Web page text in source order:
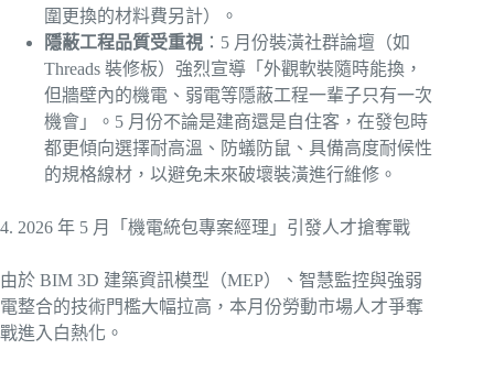
圍更換的材料費另計）。
隱蔽工程品質受重視 ：5 月份裝潢社群論壇（如
Threads 裝修板）強烈宣導「外觀軟裝隨時能換，
但牆壁內的機電、弱電等隱蔽工程一輩子只有一次
機會」。5 月份不論是建商還是自住客，在發包時
都更傾向選擇耐高溫、防蟻防鼠、具備高度耐候性
的規格線材，以避免未來破壞裝潢進行維修。
4. 2026 年 5 月「機電統包專案經理」引發人才搶奪戰
由於 BIM 3D 建築資訊模型（MEP）、智慧監控與強弱
電整合的技術門檻大幅拉高，本月份勞動市場人才爭奪
戰進入白熱化。